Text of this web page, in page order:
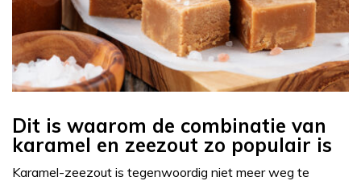
Dit is waarom de combinatie van
karamel en zeezout zo populair is
Karamel-zeezout is tegenwoordig niet meer weg te